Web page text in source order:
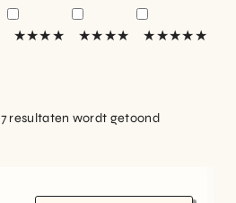
resultaten wordt getoond
★★★★ ★★★★ ★★★★★